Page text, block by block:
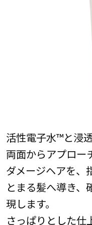
活性電子水™と浸
両面からアプロー
ダメージヘアを、
とまる髪へ導き、
現します。
さっぱりとした仕